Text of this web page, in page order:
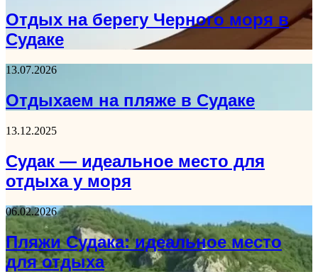
Отдых на берегу Черного моря в
Судаке
13.07.2026
Отдыхаем на пляже в Судаке
13.12.2025
Судак — идеальное место для
отдыха у моря
06.02.2026
Пляжи Судака: идеальное место
для отдыха